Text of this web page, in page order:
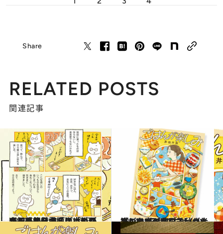
Share
RELATED POSTS
関連記事
2025.5.24
【初めから読む】「どこから感想を言えばいいかってくらい大好き」料理コラムニスト・山本ゆりさんも絶賛の『ごはんが楽しみ』
ライフスタイル 2024.11.23
楽しい“日々のごはん”を描いたコミックエッセイ『ごはんが楽しみ』が大ヒット中！井田千秋さんインタビュー
カルチャー